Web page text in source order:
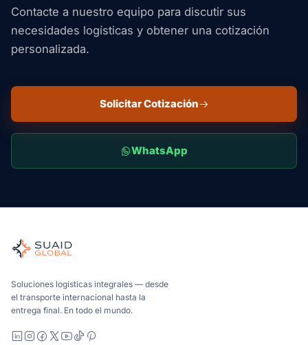
Contacte a nuestro equipo para discutir sus
necesidades logísticas y obtener una cotización
personalizada.
Solicitar Cotización
WhatsApp
Agente de carga independiente para océano, aire, tierra,
Marítimo, aéreo y terrestre, comparados de forma
Soluciones logísticas integrales — desde
el transporte internacional hasta la
entrega final. En todo el mundo.
LinkedIn
Instagram
Facebook
X YouTube
TikTok